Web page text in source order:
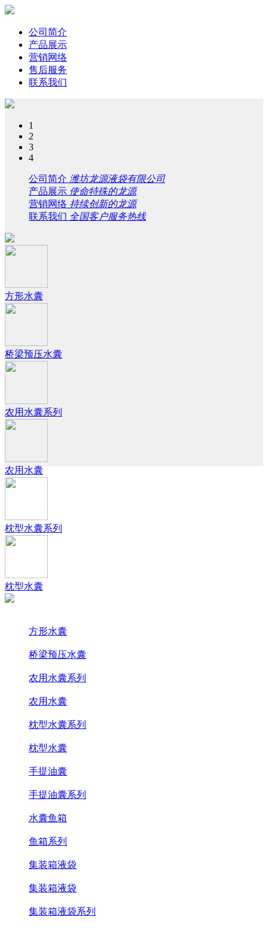
公司简介
产品展示
营销网络
售后服务
联系我们
1
2
3
4
公司简介 潍坊龙源液袋有限公司
产品展示 使命特殊的龙源
营销网络 持续创新的龙源
联系我们 全国客户服务热线
方形水囊
桥梁预压水囊
农用水囊系列
农用水囊
枕型水囊系列
枕型水囊
方形水囊
桥梁预压水囊
农用水囊系列
农用水囊
枕型水囊系列
枕型水囊
手提油囊
手提油囊系列
水囊鱼箱
鱼箱系列
集装箱液袋
集装箱液袋
集装箱液袋系列